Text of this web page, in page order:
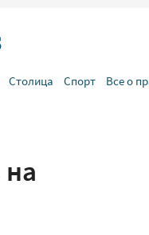
Столица Спорт Все о